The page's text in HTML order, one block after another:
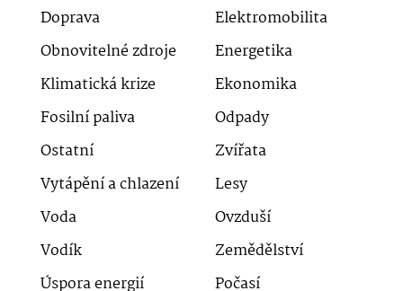
Doprava
Elektromobilita
Obnovitelné zdroje
Energetika
Klimatická krize
Ekonomika
Fosilní paliva
Odpady
Ostatní
Zvířata
Vytápění a chlazení
Lesy
Voda
Ovzduší
Vodík
Zemědělství
Úspora energií
Počasí